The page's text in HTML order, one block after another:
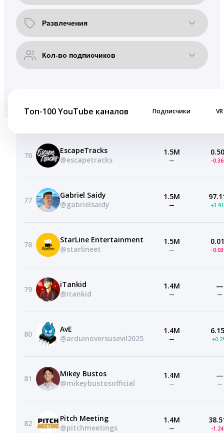
Топ-100 YouTube каналов Подписчики VR
76
EscapeTracks
@escapetracks
1.5M
— -
77
Gabriel Saidy
@gabrielsaidy
1.5M
—
78
StarLine Entertainment
@starlineet
1.5M
— -
79
iTankid
@itankid
1.4M
—
—
—
80
AvE
@arduinoversusevil2025
1.4M
—
81
Mikey Bustos
@mikeybustosofficial
1.4M
—
—
—
82
Pitch Meeting
@pitchmeetings
1.4M
— -